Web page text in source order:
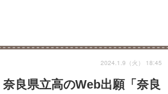
奈良県立高のWeb出願「奈良
2024.1.9（火） 18:45